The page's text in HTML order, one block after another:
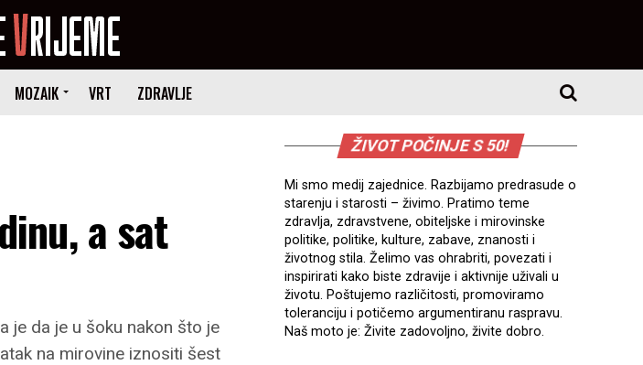
MOZAIK VRT ZDRAVLJE
a sat
je da je u šoku nakon što je
na mirovine iznositi šest
ŽIVOT POČINJE S 50!
Mi smo medij zajednice. Razbijamo predrasude o
starenju i starosti – živimo. Pratimo teme
zdravlja, zdravstvene, obiteljske i mirovinske
politike, politike, kulture, zabave, znanosti i
životnog stila. Želimo vas ohrabriti, povezati i
inspirirati kako biste zdravije i aktivnije uživali u
životu. Poštujemo različitosti, promoviramo
toleranciju i potičemo argumentiranu raspravu.
Naš moto je: Živite zadovoljno, živite dobro.